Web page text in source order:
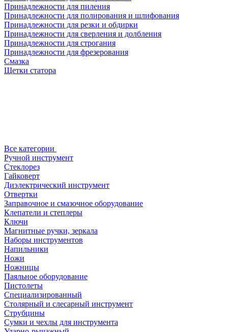
Принадлежности для пиления
Принадлежности для полирования и шлифования
Принадлежности для резки и обдирки
Принадлежности для сверления и долбления
Принадлежности для строгания
Принадлежности для фрезерования
Смазка
Щетки статора
Все категории
Ручной инструмент
Стеклорез
Гайковерт
Диэлектрический инструмент
Отвертки
Заправочное и смазочное оборудование
Клепатели и степлеры
Ключи
Магнитные ручки, зеркала
Наборы инструментов
Напильники
Ножи
Ножницы
Паяльное оборудование
Пистолеты
Специализированный
Столярный и слесарный инструмент
Струбцины
Сумки и чехлы для инструмента